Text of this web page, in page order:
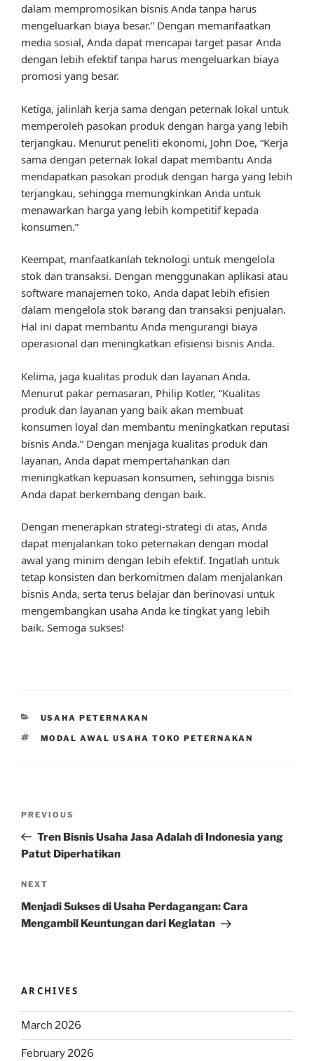
dalam mempromosikan bisnis Anda tanpa harus
mengeluarkan biaya besar.” Dengan memanfaatkan
media sosial, Anda dapat mencapai target pasar Anda
dengan lebih efektif tanpa harus mengeluarkan biaya
promosi yang besar.
Ketiga, jalinlah kerja sama dengan peternak lokal untuk
memperoleh pasokan produk dengan harga yang lebih
terjangkau. Menurut peneliti ekonomi, John Doe, “Kerja
sama dengan peternak lokal dapat membantu Anda
mendapatkan pasokan produk dengan harga yang lebih
terjangkau, sehingga memungkinkan Anda untuk
menawarkan harga yang lebih kompetitif kepada
konsumen.”
Keempat, manfaatkanlah teknologi untuk mengelola
stok dan transaksi. Dengan menggunakan aplikasi atau
software manajemen toko, Anda dapat lebih efisien
dalam mengelola stok barang dan transaksi penjualan.
Hal ini dapat membantu Anda mengurangi biaya
operasional dan meningkatkan efisiensi bisnis Anda.
Kelima, jaga kualitas produk dan layanan Anda.
Menurut pakar pemasaran, Philip Kotler, “Kualitas
produk dan layanan yang baik akan membuat
konsumen loyal dan membantu meningkatkan reputasi
bisnis Anda.” Dengan menjaga kualitas produk dan
layanan, Anda dapat mempertahankan dan
meningkatkan kepuasan konsumen, sehingga bisnis
Anda dapat berkembang dengan baik.
Dengan menerapkan strategi-strategi di atas, Anda
dapat menjalankan toko peternakan dengan modal
awal yang minim dengan lebih efektif. Ingatlah untuk
tetap konsisten dan berkomitmen dalam menjalankan
bisnis Anda, serta terus belajar dan berinovasi untuk
mengembangkan usaha Anda ke tingkat yang lebih
baik. Semoga sukses!
CATEGORIES
USAHA PETERNAKAN
TAGS
MODAL AWAL USAHA TOKO PETERNAKAN
Previous
Post
PREVIOUS
Tren Bisnis Usaha Jasa Adalah di Indonesia yang
Patut Diperhatikan
Next
Post
NEXT
Menjadi Sukses di Usaha Perdagangan: Cara
Mengambil Keuntungan dari Kegiatan
ARCHIVES
March 2026
February 2026